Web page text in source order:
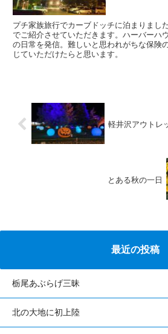
プチ家族旅行でカーブドッチに泊まりまし
でご紹介させていただきます。ハーバーハ
の日常を発信。難しいと思われがちな保険
じていただけたらと思います。
軽井沢アウトレ
とある秋の一日
最近の投稿
栃尾あぶらげ三昧
北の大地に初上陸